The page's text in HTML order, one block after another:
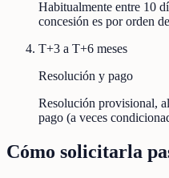
Habitualmente entre 10
concesión es por orden
T+3 a T+6 meses
Resolución y pago
Resolución provisional,
pago (a veces
Cómo solicitarla